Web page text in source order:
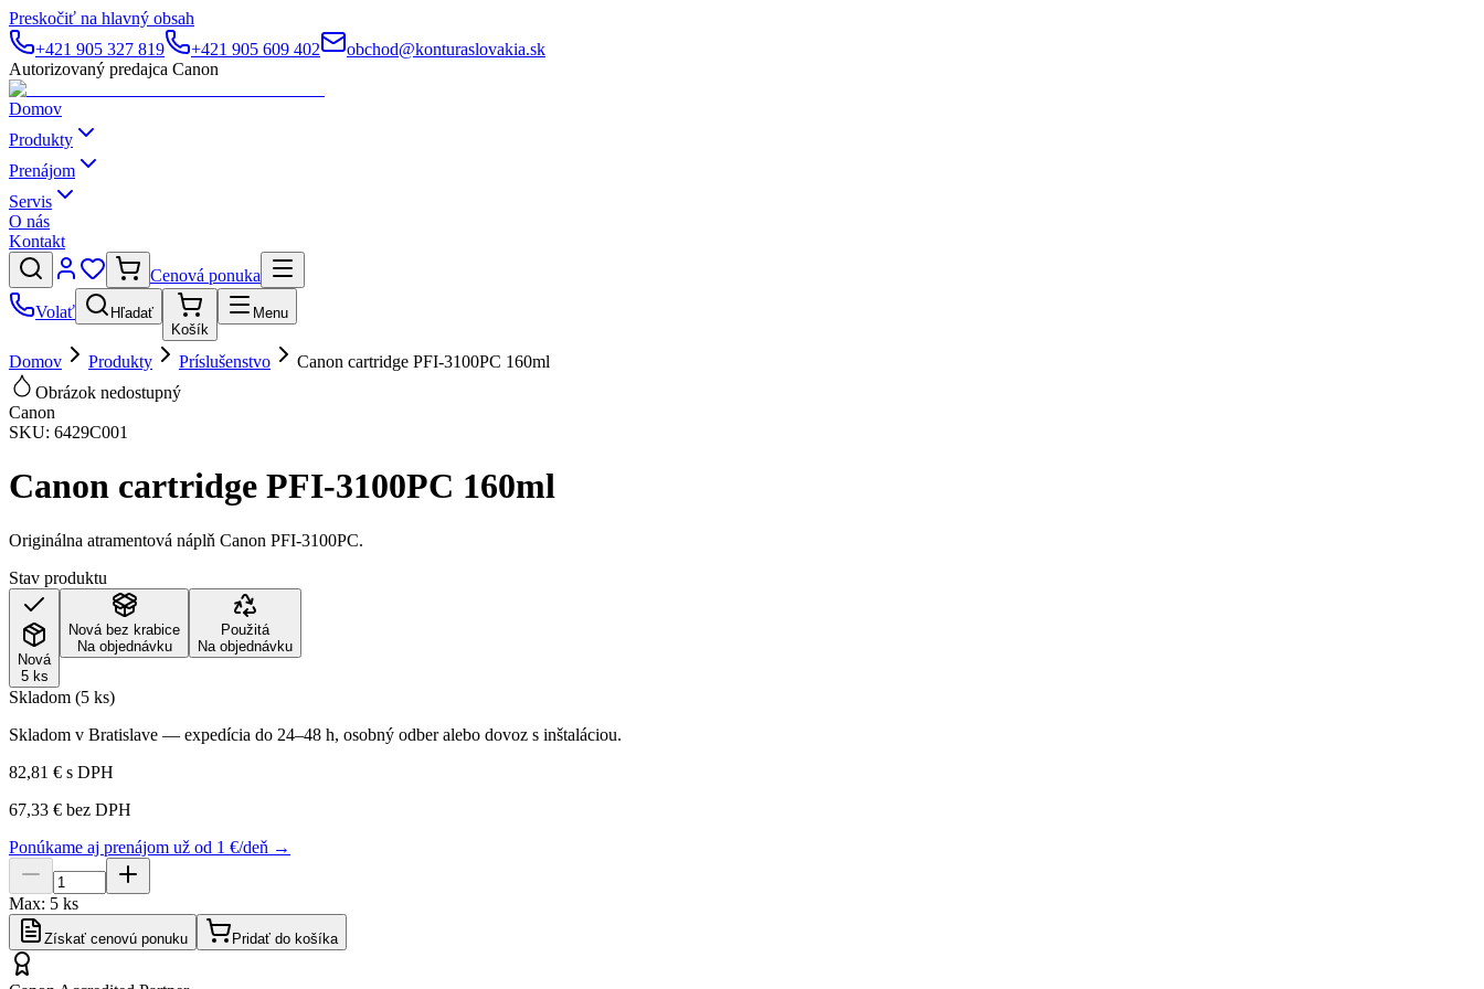
Preskočiť na hlavný obsah
+421 905 327 819
+421 905 609 402
obchod@konturaslovakia.sk
Autorizovaný predajca Canon
Domov
Produkty
Prenájom
Servis
O nás
Kontakt
Cenová ponuka
Volať
Hľadať
Košík
Menu
Domov Produkty Príslušenstvo
Canon cartridge PFI-3100PC 160ml
Obrázok nedostupný
Canon
SKU: 6429C001
Canon cartridge PFI-3100PC 160ml
Originálna atramentová náplň Canon PFI-3100PC.
Stav produktu
Nová
5 ks
Nová bez krabice
Na objednávku
Použitá
Na objednávku
Skladom (5 ks)
Skladom v Bratislave — expedícia do 24–48 h, osobný odber alebo dovoz s inštaláciou.
82,81 € s DPH
67,33 € bez DPH
Ponúkame aj prenájom už od 1 €/deň →
Max: 5 ks
Získať cenovú ponuku Pridať do košíka